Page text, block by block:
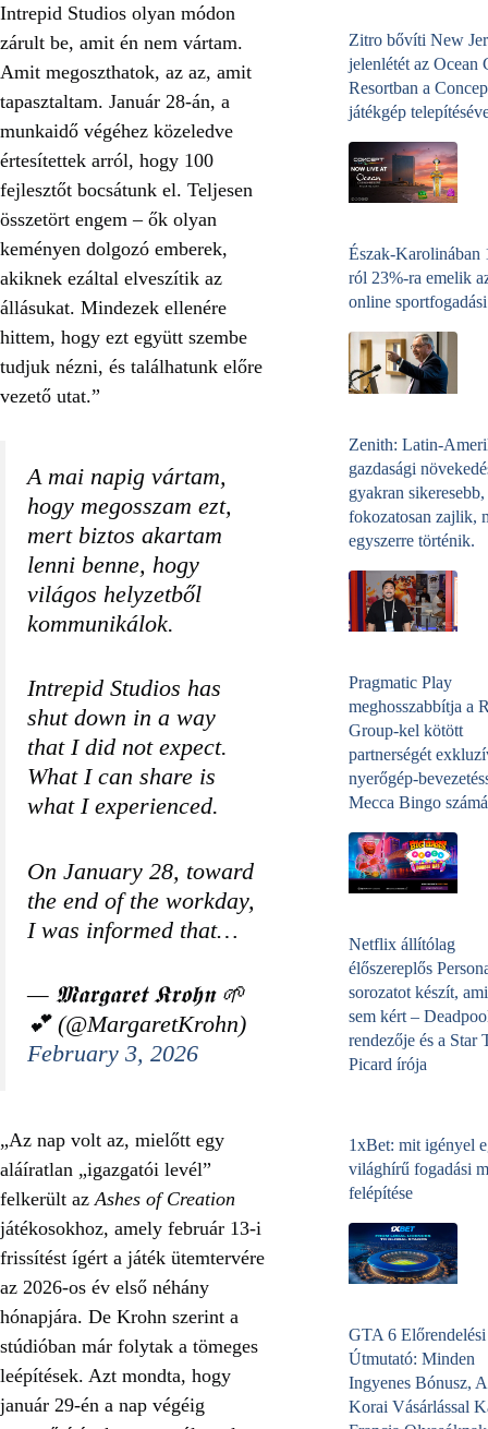
Intrepid Studios olyan módon
zárult be, amit én nem vártam.
Amit megoszthatok, az az, amit
tapasztaltam. Január 28-án, a
munkaidő végéhez közeledve
értesítettek arról, hogy 100
fejlesztőt bocsátunk el. Teljesen
összetört engem – ők olyan
keményen dolgozó emberek,
akiknek ezáltal elveszítik az
állásukat. Mindezek ellenére
hittem, hogy ezt együtt szembe
tudjuk nézni, és találhatunk előre
vezető utat.”
A mai napig vártam,
hogy megosszam ezt,
mert biztos akartam
lenni benne, hogy
világos helyzetből
kommunikálok.
Intrepid Studios has
shut down in a way
that I did not expect.
What I can share is
what I experienced.
On January 28, toward
the end of the workday,
I was informed that…
— 𝕸𝖆𝖗𝖌𝖆𝖗𝖊𝖙 𝕶𝖗𝖔𝖍𝖓 🌱
💕 (@MargaretKrohn)
February 3, 2026
„Az nap volt az, mielőtt egy
aláíratlan „igazgatói levél”
felkerült azAshes of Creation
játékosokhoz, amely február 13-i
frissítést ígért a játék ütemtervére
az 2026-os év első néhány
hónapjára. De Krohn szerint a
stúdióban már folytak a tömeges
leépítések. Azt mondta, hogy
január 29-én a nap végéig
Zitro bővíti New
jelenlétét az Ocean
Resortban a
játékgép
Észak-Karolinában
ról 23%-ra emelik
online
Zenith: Latin-
gazdasági
gyakran sikeresebb,
fokozatosan zajlik,
egyszerre történik.
Pragmatic Play
meghosszabbítja a
Group-kel kötött
partnerségét
nyerőgép-
Mecca Bingo
Netflix állítólag
élőszereplős
sorozatot készít,
sem kért –
rendezője és a Star
Picard írója
1xBet: mit igényel
világhírű fogadási
felépítése
GTA 6 Előrendelési
Útmutató: Minden
Ingyenes Bónusz,
Korai Vásárlással